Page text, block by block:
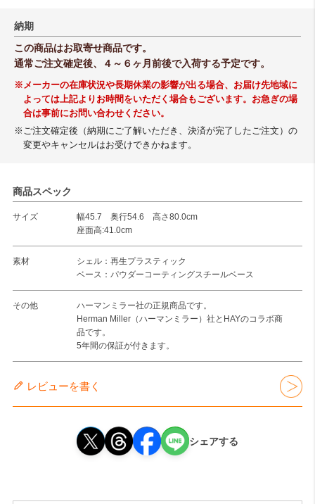
納期
この商品はお取寄せ商品です。
通常ご注文確定後、４～６ヶ月前後で入荷する予定です。
※メーカーの在庫状況や長期休業の影響が出る場合、お届け先地域に
よっては上記よりお時間をいただく場合もございます。お急ぎの場
合は事前にお問い合わせください。
※ご注文確定後（納期にご了解いただき、決済が完了したご注文）の
変更やキャンセルはお受けできかねます。
商品スペック
サイズ
幅45.7 奥行54.6 高さ80.0cm
座面高:41.0cm
素材
シェル：再生プラスティック
ベース：パウダーコーティングスチールベース
その他
ハーマンミラー社の正規商品です。
Herman Miller（ハーマンミラー）社とHAYのコラボ商
品です。
5年間の保証が付きます。
レビューを書く
シェアする